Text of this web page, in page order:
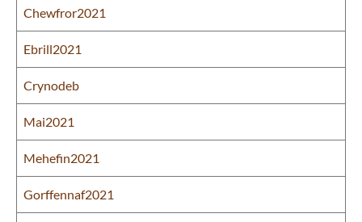
Chewfror2021
Ebrill2021
Crynodeb
Mai2021
Mehefin2021
Gorffennaf2021